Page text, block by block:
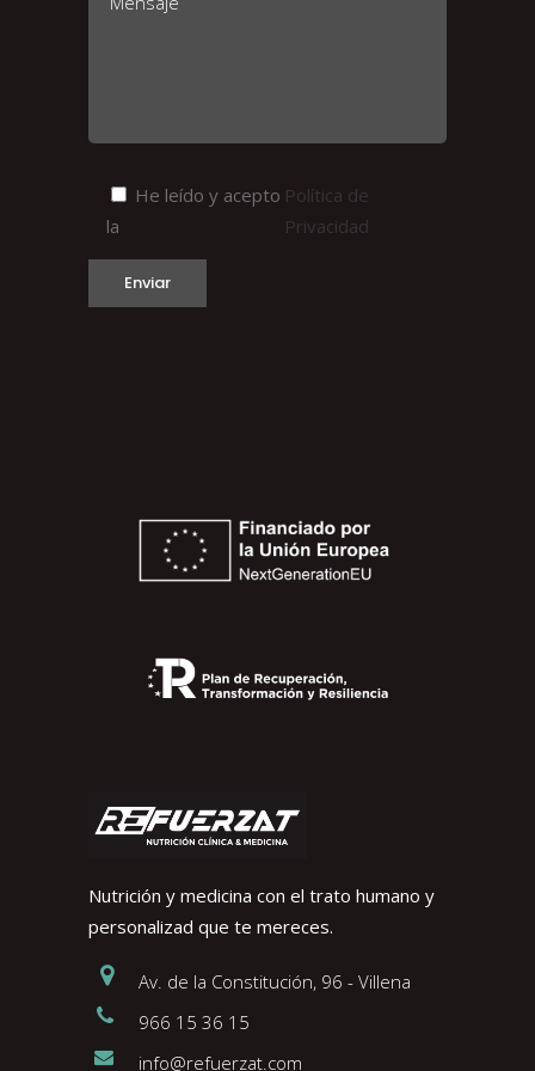
Nutrición y medicina con el trato humano y
personalizad que te mereces.
Av. de la Constitución, 96 - Villena
966 15 36 15
info@refuerzat.com
He leído y acepto
la
Política de
Privacidad